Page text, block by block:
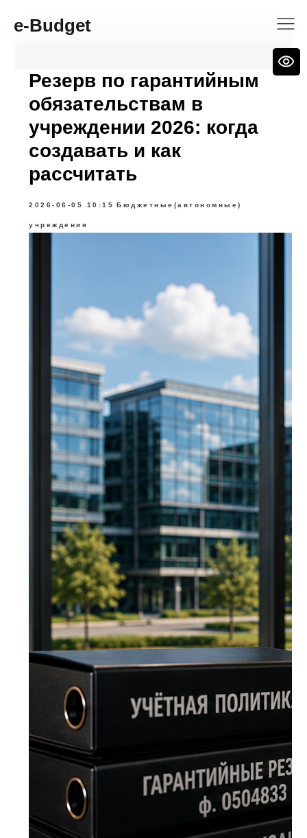
e-Budget
Резерв по гарантийным
обязательствам в
учреждении 2026: когда
создавать и как
рассчитать
2026-06-05 10:15 Бюджетные(автономные)
учреждения